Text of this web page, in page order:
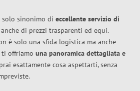
solo sinonimo di eccellente servizio di
anche di prezzi trasparenti ed equi.
è solo una sfida logistica ma anche
ti offriamo una panoramica dettagliata e
esattamente cosa aspettarti, senza